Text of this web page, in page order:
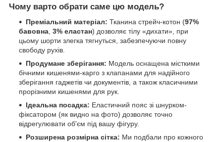
Чому варто обрати саме цю модель?
Преміальний матеріал: Тканина стрейч-котон (97%
бавовна, 3% еластан) дозволяє тілу «дихати», при
цьому шорти злегка тягнуться, забезпечуючи повну
свободу рухів.
Продумане зберігання: Модель оснащена місткими
бічними кишенями-карго з клапанами для надійного
зберігання гаджетів чи документів, а також класичними
прорізними кишенями для рук.
Ідеальна посадка: Еластичний пояс зі шнурком-
фіксатором (як видно на фото) дозволяє точно
відрегулювати об'єм під вашу фігуру.
Розширена розмірна сітка: Ми подбали про кожного